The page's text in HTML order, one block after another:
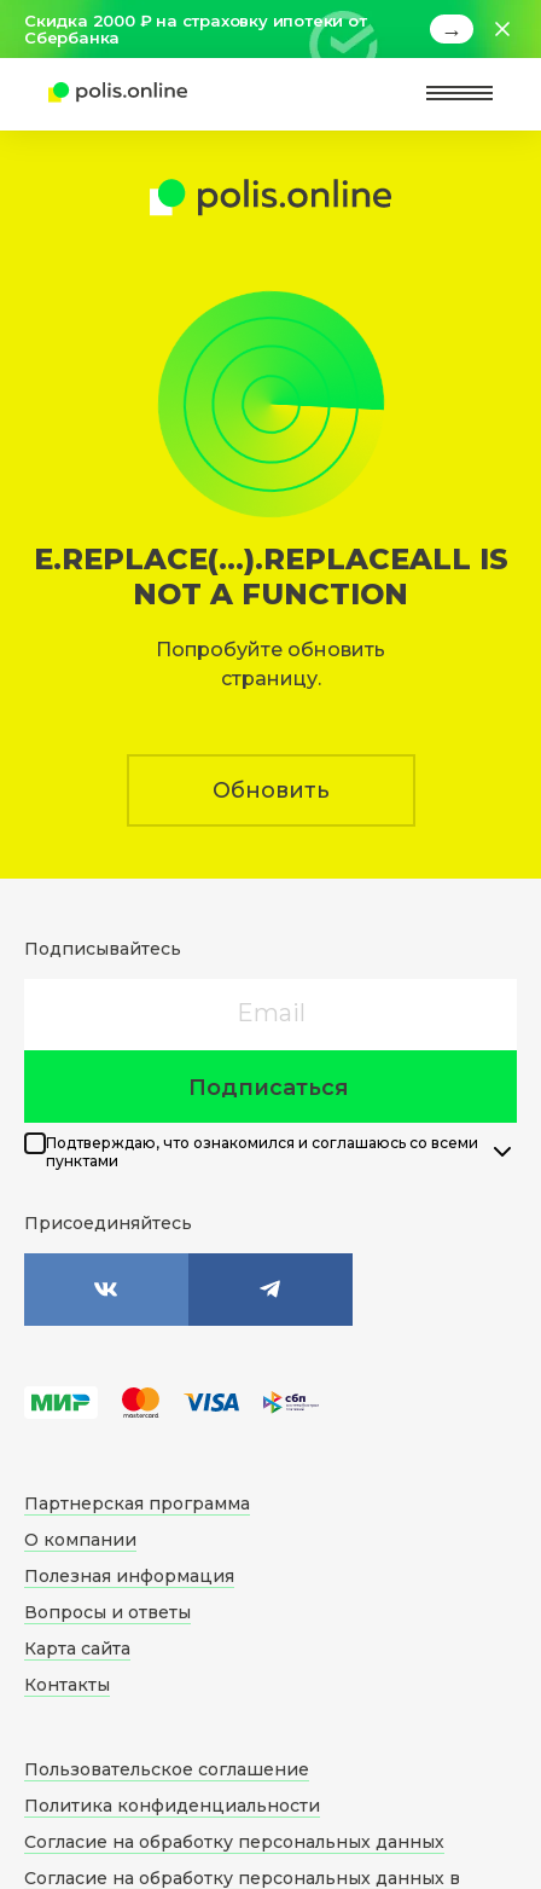
Скидка 2000 ₽ на страховку ипотеки от
Сбербанка
→
E.REPLACE(...).REPLACEALL IS
NOT A FUNCTION
Попробуйте обновить
страницу.
Обновить
Подписывайтесь
Подписаться
Подтверждаю, что ознакомился и соглашаюсь со всеми
пунктами
Присоединяйтесь
Партнерская программа
О компании
Полезная информация
Вопросы и ответы
Карта сайта
Контакты
Пользовательское соглашение
Политика конфиденциальности
Согласие на обработку персональных данных
Согласие на обработку персональных данных в